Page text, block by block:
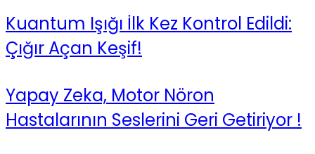
Kuantum Işığı İlk Kez Kontrol Edildi:
Çığır Açan Keşif!
Yapay Zeka, Motor Nöron
Hastalarının Seslerini Geri Getiriyor !